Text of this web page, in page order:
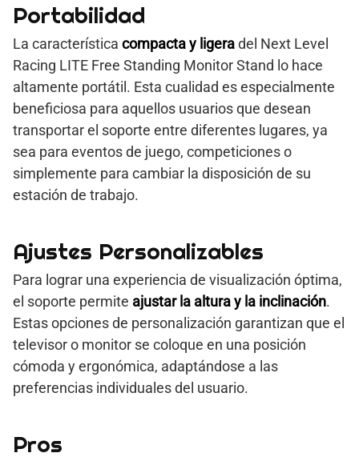
Portabilidad
La característica compacta y ligeradel Next Level
Racing LITE Free Standing Monitor Stand lo hace
altamente portátil. Esta cualidad es especialmente
beneficiosa para aquellos usuarios que desean
transportar el soporte entre diferentes lugares, ya
sea para eventos de juego, competiciones o
simplemente para cambiar la disposición de su
estación de trabajo.
Ajustes Personalizables
Para lograr una experiencia de visualización óptima,
el soporte permite ajustar la altura y la inclinación.
Estas opciones de personalización garantizan que el
televisor o monitor se coloque en una posición
cómoda y ergonómica, adaptándose a las
preferencias individuales del usuario.
Pros